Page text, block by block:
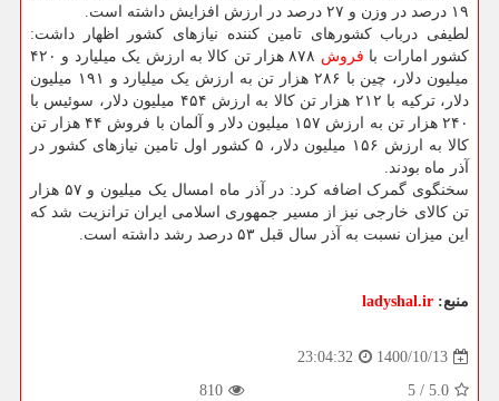
۱۹ درصد در وزن و ۲۷ درصد در ارزش افزایش داشته است.
لطیفی درباب کشورهای تامین کننده نیازهای کشور اظهار داشت:
کشور امارات با فروش
۸۷۸ هزار تن کالا به ارزش یک میلیارد و ۴۲۰
میلیون دلار، چین با ۲۸۶ هزار تن به ارزش یک میلیارد و ۱۹۱ میلیون
دلار، ترکیه با ۲۱۲ هزار تن کالا به ارزش ۴۵۴ میلیون دلار، سوئیس با
۲۴۰ هزار تن به ارزش ۱۵۷ میلیون دلار و آلمان با فروش ۴۴ هزار تن
کالا به ارزش ۱۵۶ میلیون دلار، ۵ کشور اول تامین نیازهای کشور در
آذر ماه بودند.
سخنگوی گمرک اضافه کرد: در آذر ماه امسال یک میلیون و ۵۷ هزار
تن کالای خارجی نیز از مسیر جمهوری اسلامی ایران ترانزیت شد که
این میزان نسبت به آذر سال قبل ۵۳ درصد رشد داشته است.
منبع: ladyshal.ir
1400/10/13
23:04:32
5.0
/
5
810